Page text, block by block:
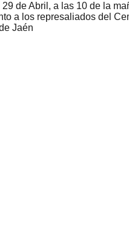
de Abril, a las 10 de la
a los represaliados del
Jaén